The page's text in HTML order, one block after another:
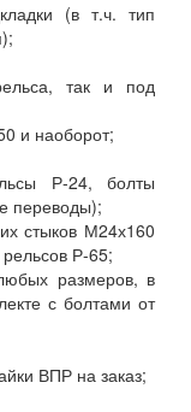
(в т.ч. тип
так и под
и наоборот;
Р-24, болты
переводы);
стыков М24х160
Р-65;
размеров, в
с болтами от
ВПР на заказ;